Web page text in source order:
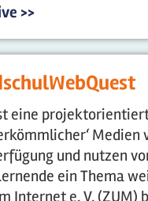
>>
eine
Medien
und nutzen
ein Thema
e. V. (ZUM)